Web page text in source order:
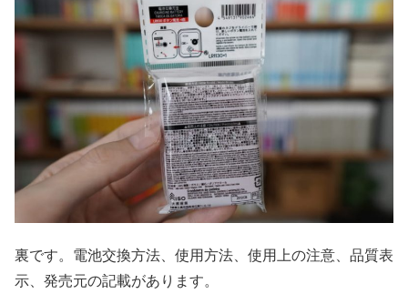
裏です。電池交換方法、使用方法、使用上の注意、品質表
示、発売元の記載があります。